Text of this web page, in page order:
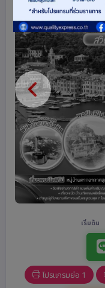
เริ่มต้น
โปรแกรมย่อ 1